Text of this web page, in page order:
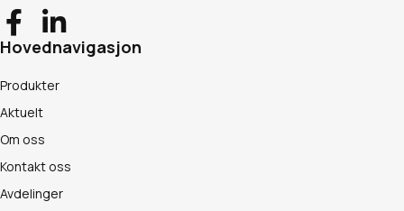
Hovednavigasjon
Produkter
Aktuelt
Om oss
Kontakt oss
Avdelinger